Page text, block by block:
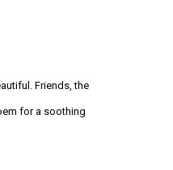
Friends, the
for a soothing